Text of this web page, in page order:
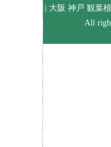
| 大阪 神戸 観葉
All